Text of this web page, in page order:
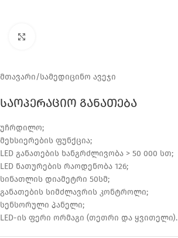
მთავარი/სამედიცინო ავეჯი
საოპერაციო განათება
უჩრდილო;
მეხსიერების ფუნქცია;
LED განათების ხანგრძლივობა > 50 000 სთ;
LED ნათურების რაოდენობა 126;
სინათლის დიამეტრი 50სმ;
განათების სიმძლავრის კონტროლი;
სენსორული პანელი;
LED-ის ფერი ორმაგი (თეთრი და ყვითელი).